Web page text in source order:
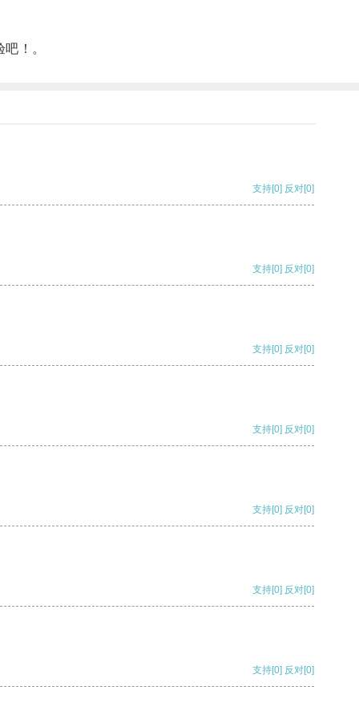
！。
支持[0] 反对[0]
支持[0] 反对[0]
支持[0] 反对[0]
支持[0] 反对[0]
支持[0] 反对[0]
支持[0] 反对[0]
支持[0] 反对[0]